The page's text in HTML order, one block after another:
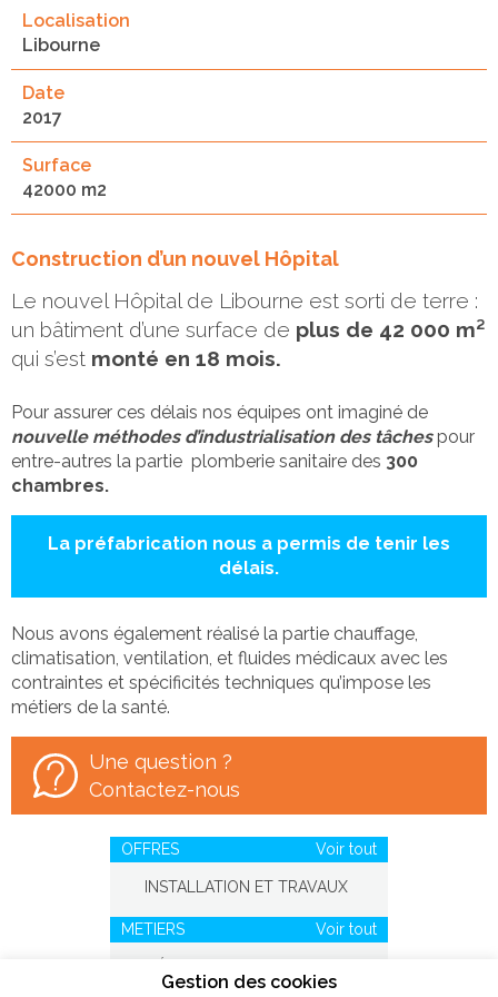
Localisation
Libourne
Date
2017
Surface
42000 m2
Construction d’un nouvel Hôpital
Le nouvel Hôpital de Libourne est sorti de terre :
un bâtiment d’une surface de plus de 42 000 m²
qui s’est monté en 18 mois.
Pour assurer ces délais nos équipes ont imaginé de
nouvelle méthodes d’industrialisation des tâchespour
entre-autres la partie plomberie sanitaire des 300
chambres.
La préfabrication nous a permis de tenir les
délais.
Nous avons également réalisé la partie chauffage,
climatisation, ventilation, et fluides médicaux avec les
contraintes et spécificités techniques qu’impose les
métiers de la santé.
Une question ?
Contactez-nous
OFFRES Voir tout
INSTALLATION ET TRAVAUX
METIERS Voir tout
Gestion des cookies